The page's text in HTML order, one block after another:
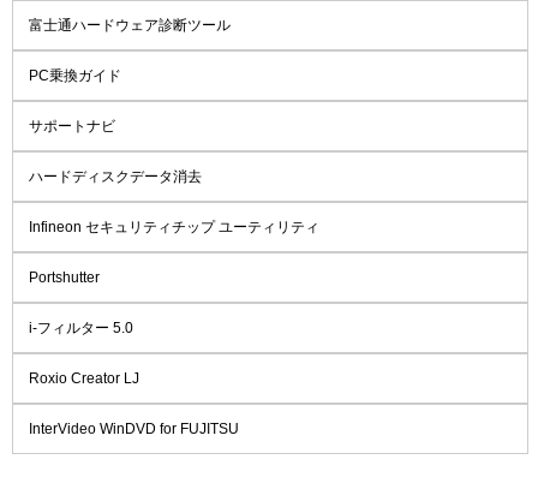
富士通ハードウェア診断ツール
PC乗換ガイド
サポートナビ
ハードディスクデータ消去
Infineon セキュリティチップ ユーティリティ
Portshutter
i-フィルター 5.0
Roxio Creator LJ
InterVideo WinDVD for FUJITSU